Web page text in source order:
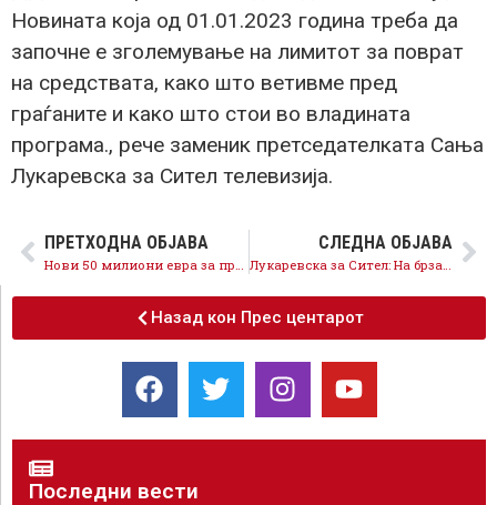
Новината која од 01.01.2023 година треба да
започне е зголемување на лимитот за поврат
на средствата, како што ветивме пред
граѓаните и како што стои во владината
програма., рече заменик претседателката Сања
Лукаревска за Сител телевизија.
ПРЕТХОДНА ОБЈАВА СЛЕДНА ОБЈАВА
Назад кон Прес центарот
Последни вести